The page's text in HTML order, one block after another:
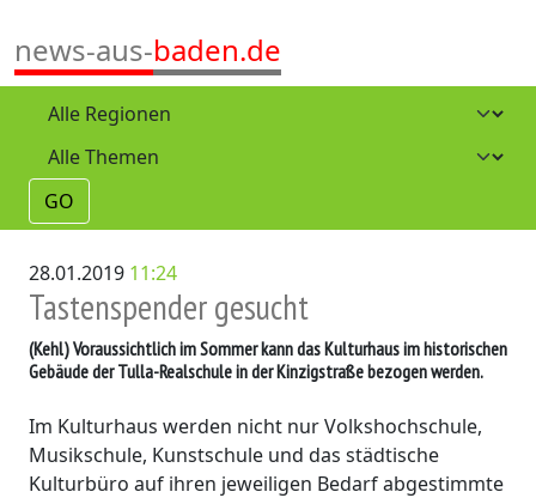
news-aus-baden.de
GO
28.01.2019 11:24
Tastenspender gesucht
(Kehl)Voraussichtlich im Sommer kann das Kulturhaus im historischen
Gebäude der Tulla-Realschule in der Kinzigstraße bezogen werden.
Im Kulturhaus werden nicht nur Volkshochschule,
Musikschule, Kunstschule und das städtische
Kulturbüro auf ihren jeweiligen Bedarf abgestimmte